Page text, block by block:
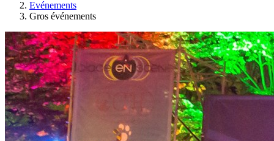
Evénements
Gros événements